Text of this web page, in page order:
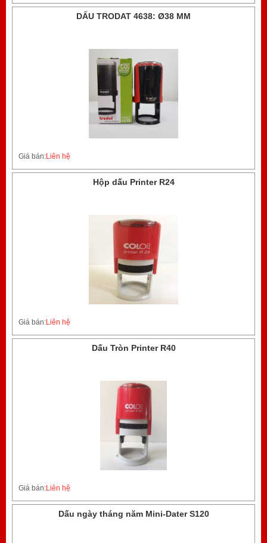
DẤU TRODAT 4638: Ø38 MM
Giá bán:Liên hệ
Hộp dấu Printer R24
Giá bán:Liên hệ
Dấu Tròn Printer R40
Giá bán:Liên hệ
Dấu ngày tháng năm Mini-Dater S120